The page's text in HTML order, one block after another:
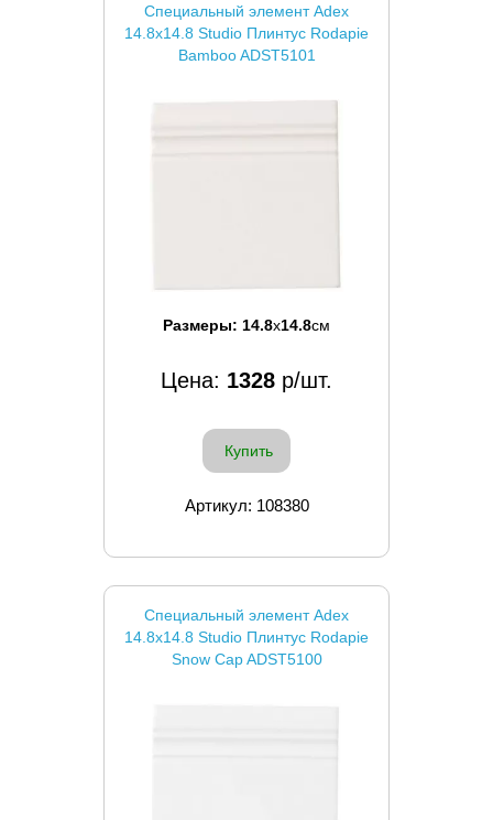
Специальный элемент Adex
14.8x14.8 Studio Плинтус Rodapie
Bamboo ADST5101
Размеры: 14.8x14.8см
Цена: 1328 р/шт.
Купить
Артикул: 108380
Специальный элемент Adex
14.8x14.8 Studio Плинтус Rodapie
Snow Cap ADST5100